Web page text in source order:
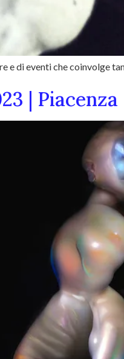
e di eventi che coinvolge
| Piacenza